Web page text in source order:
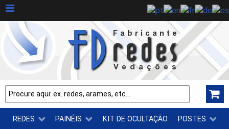
REDES PAINÉIS KIT DE OCULTAÇÃO
POSTES